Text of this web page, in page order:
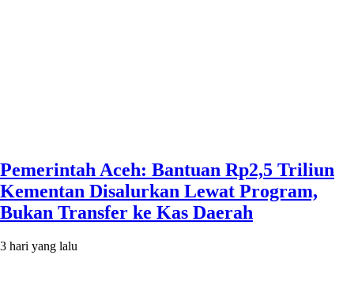
Pemerintah Aceh: Bantuan Rp2,5 Triliun
Kementan Disalurkan Lewat Program,
Bukan Transfer ke Kas Daerah
3 hari yang lalu